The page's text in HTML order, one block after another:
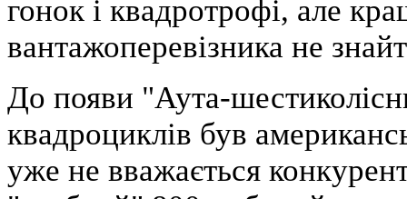
гонок і квадротрофі, але
вантажоперевізника не
До появи "Аута-
квадроциклів був
уже не вважається